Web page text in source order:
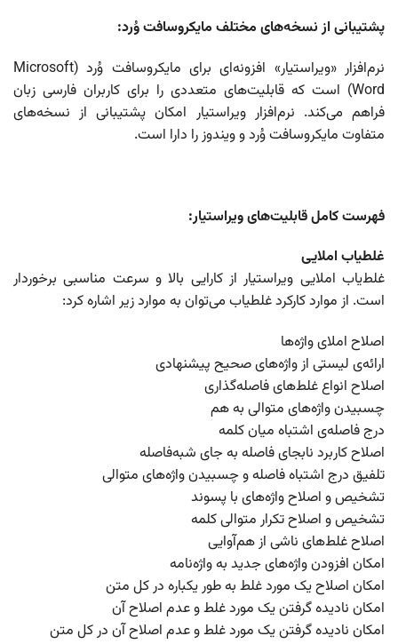
پشتیبانی از نسخه‌های مختلف مایکروسافت وُرد:
نرم‌افزار «ویراستیار» افزونه‌ای برای مایکروسافت وُرد (Microsoft
Word) است که قابلیت‌های متعددی را برای کاربران فارسی زبان
فراهم می‌کند. نرم‌افزار ویراستیار امکان پشتیبانی از نسخه‌های
متفاوت مایکروسافت وُرد و ویندوز را دارا است.
فهرست کامل قابلیت‌های ویراستیار:
غلطیاب املایی
غلط‌یاب املایی ویراستیار از کارایی بالا و سرعت مناسبی برخوردار
است. از موارد کارکرد غلطیاب می‌توان به موارد زیر اشاره کرد:
اصلاح املای واژه‌ها
ارائه‌ی لیستی از واژه‌های صحیح پیشنهادی
اصلاح انواع غلط‌های فاصله‌گذاری
چسبیدن واژه‌های متوالی به هم
درج فاصله‌ی اشتباه میان کلمه
اصلاح کاربرد نابجای فاصله به جای شبه‌فاصله
تلفیق درج اشتباه فاصله و چسبیدن واژه‌های متوالی
تشخیص و اصلاح واژه‌های با پسوند
تشخیص و اصلاح تکرار متوالی کلمه
اصلاح غلط‌های ناشی از هم‌آوایی
امکان افزودن واژه‌های جدید به واژه‌نامه
امکان اصلاح یک مورد غلط به طور یکباره در کل متن
امکان نادیده گرفتن یک مورد غلط و عدم اصلاح آن
امکان نادیده گرفتن یک مورد غلط و عدم اصلاح آن در کل متن